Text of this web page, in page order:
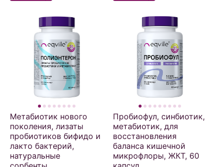
Метабиотик нового
поколения, лизаты
пробиотиков бифидо и
лакто бактерий,
натуральные
Пробиофул, синбиотик,
метабиотик, для
восстановления
баланса кишечной
микрофлоры, ЖКТ, 60